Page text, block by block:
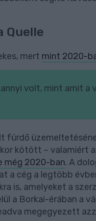
Quelle
mert mint 2020-
volt, mint amit a
fürdő
kötött – valamiért
még 2020-ban. A
a cég a legtöbb
is, amelyeket a
a Borkai-érában a
megegyezett